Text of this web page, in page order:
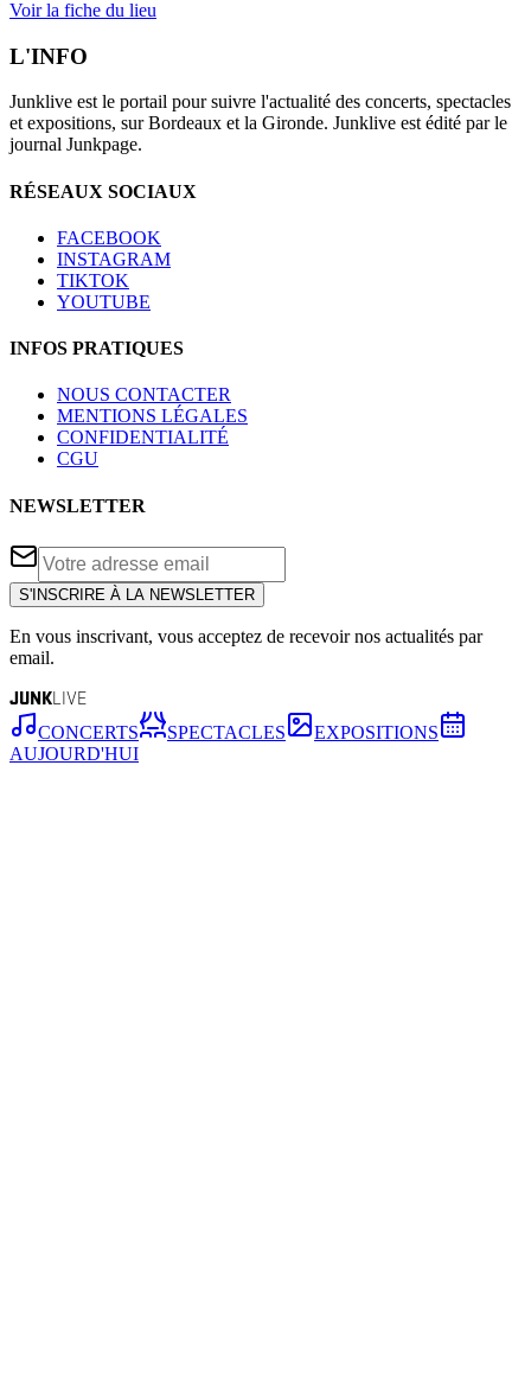
Voir la fiche du lieu
L'INFO
Junklive est le portail pour suivre l'actualité des concerts, spectacles
et expositions, sur Bordeaux et la Gironde. Junklive est édité par le
journal Junkpage.
RÉSEAUX SOCIAUX
FACEBOOK
INSTAGRAM
TIKTOK
YOUTUBE
INFOS PRATIQUES
NOUS CONTACTER
MENTIONS LÉGALES
CONFIDENTIALITÉ
CGU
NEWSLETTER
S'INSCRIRE À LA NEWSLETTER
En vous inscrivant, vous acceptez de recevoir nos actualités par
email.
JUNKLIVE
CONCERTS SPECTACLES
EXPOSITIONS
AUJOURD'HUI